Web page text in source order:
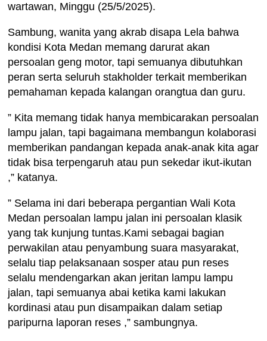
wartawan, Minggu (25/5/2025).
Sambung, wanita yang akrab disapa Lela bahwa
kondisi Kota Medan memang darurat akan
persoalan geng motor, tapi semuanya dibutuhkan
peran serta seluruh stakholder terkait memberikan
pemahaman kepada kalangan orangtua dan guru.
” Kita memang tidak hanya membicarakan persoalan
lampu jalan, tapi bagaimana membangun kolaborasi
memberikan pandangan kepada anak-anak kita agar
tidak bisa terpengaruh atau pun sekedar ikut-ikutan
,” katanya.
” Selama ini dari beberapa pergantian Wali Kota
Medan persoalan lampu jalan ini persoalan klasik
yang tak kunjung tuntas.Kami sebagai bagian
perwakilan atau penyambung suara masyarakat,
selalu tiap pelaksanaan sosper atau pun reses
selalu mendengarkan akan jeritan lampu lampu
jalan, tapi semuanya abai ketika kami lakukan
kordinasi atau pun disampaikan dalam setiap
paripurna laporan reses ,” sambungnya.